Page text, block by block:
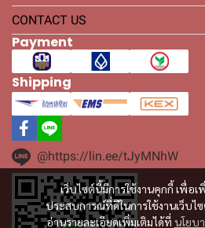
เว็บไซต์นี้มีการใช้งานคุกกี้ เพื่อ
ประสบการณ์ที่ดีในการใช้งานเว็บไ
อ่านรายละเอียดเพิ่มเติมได้ที่ นโยบ
CONTACT US
Payment
Shipping
@https://lin.ee/tJyMNhW